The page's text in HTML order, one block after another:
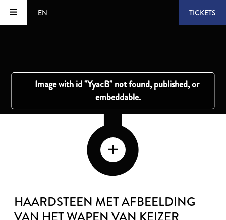
EN TICKETS
HAARDSTEEN MET AFBEELDING